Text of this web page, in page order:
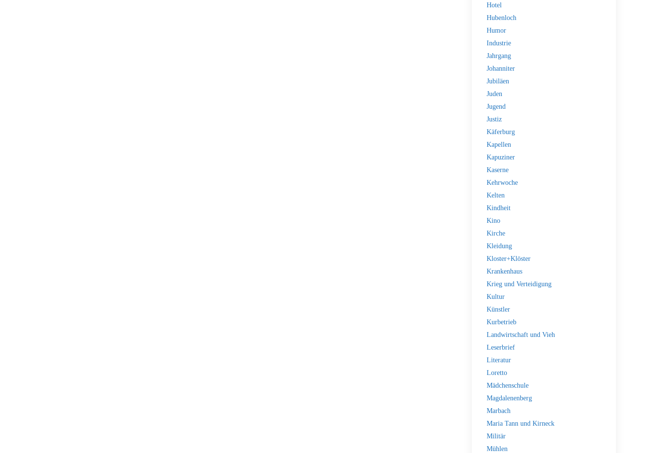
Hotel
Hubenloch
Humor
Industrie
Jahrgang
Johanniter
Jubiläen
Juden
Jugend
Justiz
Käferburg
Kapellen
Kapuziner
Kaserne
Kehrwoche
Kelten
Kindheit
Kino
Kirche
Kleidung
Kloster+Klöster
Krankenhaus
Krieg und Verteidigung
Kultur
Künstler
Kurbetrieb
Landwirtschaft und Vieh
Leserbrief
Literatur
Loretto
Mädchenschule
Magdalenenberg
Marbach
Maria Tann und Kirneck
Militär
Mühlen